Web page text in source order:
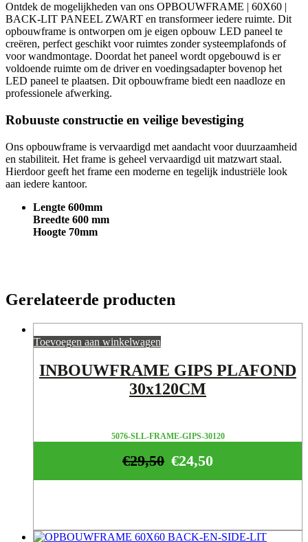
Ontdek de mogelijkheden van ons OPBOUWFRAME | 60X60 |
BACK-LIT PANEEL ZWART en transformeer iedere ruimte. Dit
opbouwframe is ontworpen om je eigen opbouw LED paneel te
creëren, perfect geschikt voor ruimtes zonder systeemplafonds of
voor wandmontage. Doordat het paneel wordt opgebouwd is er
voldoende ruimte om de driver en voedingsadapter bovenop het
LED paneel te plaatsen. Dit opbouwframe biedt een naadloze en
professionele afwerking.
Robuuste constructie en veilige bevestiging
Ons opbouwframe is vervaardigd met aandacht voor duurzaamheid
en stabiliteit. Het frame is geheel vervaardigd uit matzwart staal.
Hierdoor geeft het frame een moderne en tegelijk industriële look
aan iedere kantoor.
Lengte 600mm
Breedte 600 mm
Hoogte 70mm
Gerelateerde producten
Toevoegen aan winkelwagen
INBOUWFRAME GIPS PLAFOND
30x120CM
5076-SLL-FRAME-GIPS-30120
€24,50
€29,50